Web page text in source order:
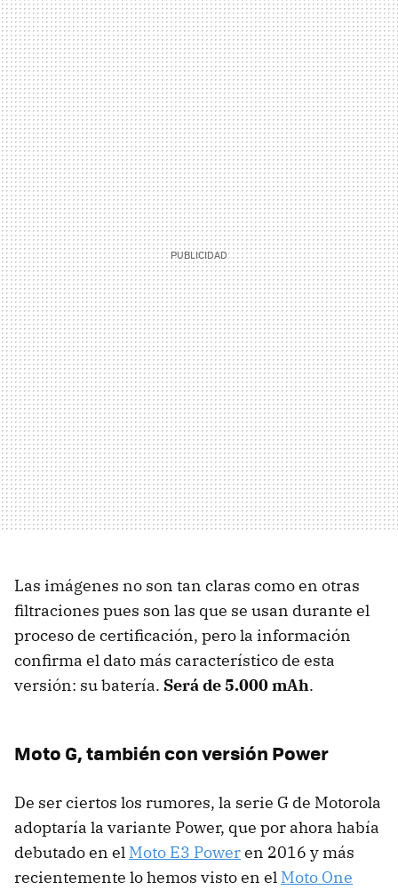
Las imágenes no son tan claras como en otras
filtraciones pues son las que se usan durante el
proceso de certificación, pero la información
confirma el dato más característico de esta
versión: su batería. Será de 5.000 mAh.
Moto G, también con versión Power
De ser ciertos los rumores, la serie G de Motorola
adoptaría la variante Power, que por ahora había
debutado en el Moto E3 Poweren 2016 y más
recientemente lo hemos visto en el Moto One